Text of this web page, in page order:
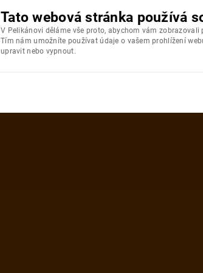
Tato webová stránka používá
V Pelikánovi děláme vše proto, abychom vám
Tím nám umožníte používat údaje o vašem prohlížení
upravit nebo vypnout.